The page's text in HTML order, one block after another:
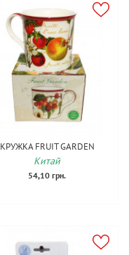
КРУЖКА FRUIT GARDEN
Китай
54,10 грн.